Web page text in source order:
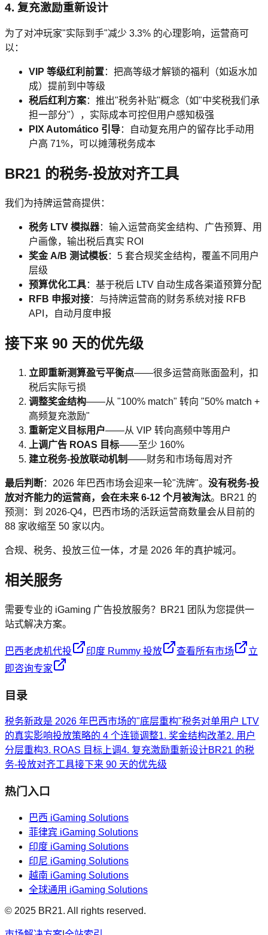
4. 复充激励重新设计
为了对冲玩家"实际到手"减少 3.3% 的心理影响，运营商可
以：
VIP 等级红利前置：把高等级才解锁的福利（如返水加
成）提前到中等级
税后红利方案：推出"税务补贴"概念（如"中奖税我们承
担一部分"），实际成本可控但用户感知极强
PIX Automático 引导：自动复充用户的留存比手动用
户高 71%，可以摊薄税务成本
BR21 的税务-投放对齐工具
我们为持牌运营商提供：
税务 LTV 模拟器：输入运营商奖金结构、广告预算、用
户画像，输出税后真实 ROI
奖金 A/B 测试模板：5 套合规奖金结构，覆盖不同用户
层级
预算优化工具：基于税后 LTV 自动生成各渠道预算分配
RFB 申报对接：与持牌运营商的财务系统对接 RFB
API，自动月度申报
接下来 90 天的优先级
立即重新测算盈亏平衡点——很多运营商账面盈利，扣
税后实际亏损
调整奖金结构——从 "100% match" 转向 "50% match +
高频复充激励"
重新定义目标用户——从 VIP 转向高频中等用户
上调广告 ROAS 目标——至少 160%
建立税务-投放联动机制——财务和市场每周对齐
最后判断：2026 年巴西市场会迎来一轮"洗牌"。 没有税务-投
放对齐能力的运营商，会在未来 6-12 个月被淘汰。BR21 的
预测：到 2026-Q4，巴西市场的活跃运营商数量会从目前的
88 家收缩至 50 家以内。
合规、税务、投放三位一体，才是 2026 年的真护城河。
相关服务
需要专业的 iGaming 广告投放服务？BR21 团队为您提供一
站式解决方案。
巴西老虎机代投 印度 Rummy 投放 查看所有市场
立
即咨询专家
目录
税务新政是 2026 年巴西市场的"底层重构"税务对单用户 LTV
的真实影响投放策略的 4 个连锁调整1. 奖金结构改革2. 用户
分层重构3. ROAS 目标上调4. 复充激励重新设计BR21 的税
务-投放对齐工具接下来 90 天的优先级
热门入口
巴西 iGaming Solutions
菲律宾 iGaming Solutions
印度 iGaming Solutions
印尼 iGaming Solutions
越南 iGaming Solutions
全球通用 iGaming Solutions
© 2025 BR21. All rights reserved.